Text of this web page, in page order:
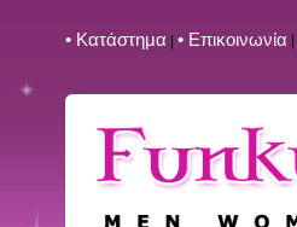
• Kατάστημα • Επικοινωνία